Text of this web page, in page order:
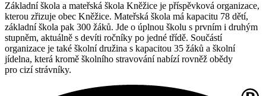
Základní škola a mateřská škola Kněžice je příspěvková organizace,
kterou zřizuje obec Kněžice. Mateřská škola má kapacitu 78 dětí,
základní škola pak 300 žáků. Jde o úplnou školu s prvním i druhým
stupněm, aktuálně s devíti ročníky po jedné třídě. Součástí
organizace je také školní družina s kapacitou 35 žáků a školní
jídelna, která kromě školního stravování nabízí rovněž obědy
pro cizí strávníky.